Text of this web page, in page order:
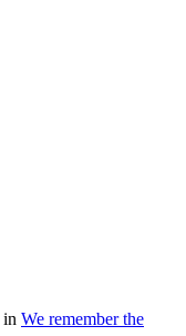
in We remember the